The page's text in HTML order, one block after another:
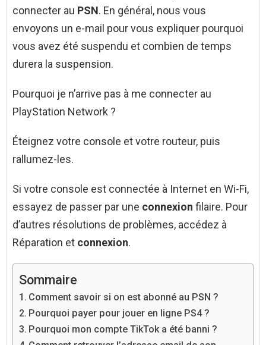
connecter au PSN. En général, nous vous
envoyons un e-mail pour vous expliquer pourquoi
vous avez été suspendu et combien de temps
durera la suspension.
Pourquoi je n’arrive pas à me connecter au
PlayStation Network ?
Éteignez votre console et votre routeur, puis
rallumez-les.
Si votre console est connectée à Internet en Wi-Fi,
essayez de passer par une connexion filaire. Pour
d’autres résolutions de problèmes, accédez à
Réparation et connexion.
Sommaire
Comment savoir si on est abonné au PSN ?
Pourquoi payer pour jouer en ligne PS4 ?
Pourquoi mon compte TikTok a été banni ?